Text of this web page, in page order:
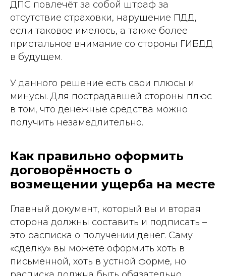
ДПС повлечёт за собой штраф за
отсутствие страховки, нарушение ПДД,
если таковое имелось, а также более
пристальное внимание со стороны ГИБДД
в будущем.
У данного решение есть свои плюсы и
минусы. Для пострадавшей стороны плюс
в том, что денежные средства можно
получить незамедлительно.
Как правильно оформить
договорённость о
возмещении ущерба на месте
Главный документ, который вы и вторая
сторона должны составить и подписать –
это расписка о получении денег. Саму
«сделку» вы можете оформить хоть в
письменной, хоть в устной форме, но